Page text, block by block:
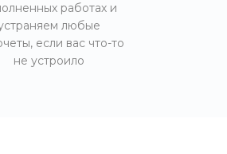
работах и
любые
если вас что-то
не устроило